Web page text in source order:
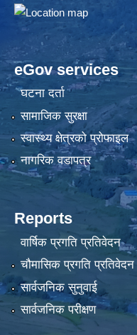
eGov services
घटना दर्ता
सामाजिक सुरक्षा
स्वास्थ्य क्षेत्रको प्रोफाइल
नागरिक वडापत्र
Reports
वार्षिक प्रगति प्रतिवेदन
चौमासिक प्रगति प्रतिवेदन
सार्वजनिक सुनुवाई
सार्वजनिक परीक्षण